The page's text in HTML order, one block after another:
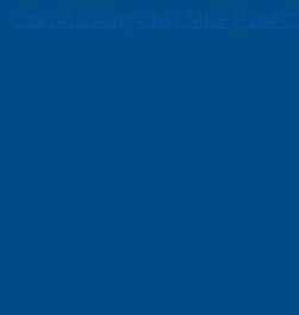
Cửa Gỗ Chống Cháy MDF P1R4 C1